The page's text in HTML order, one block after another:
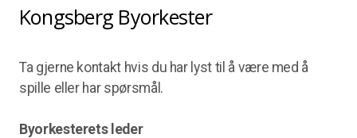
Kongsberg Byorkester
Ta gjerne kontakt hvis du har lyst til å være med å
spille eller har spørsmål.
Byorkesterets leder